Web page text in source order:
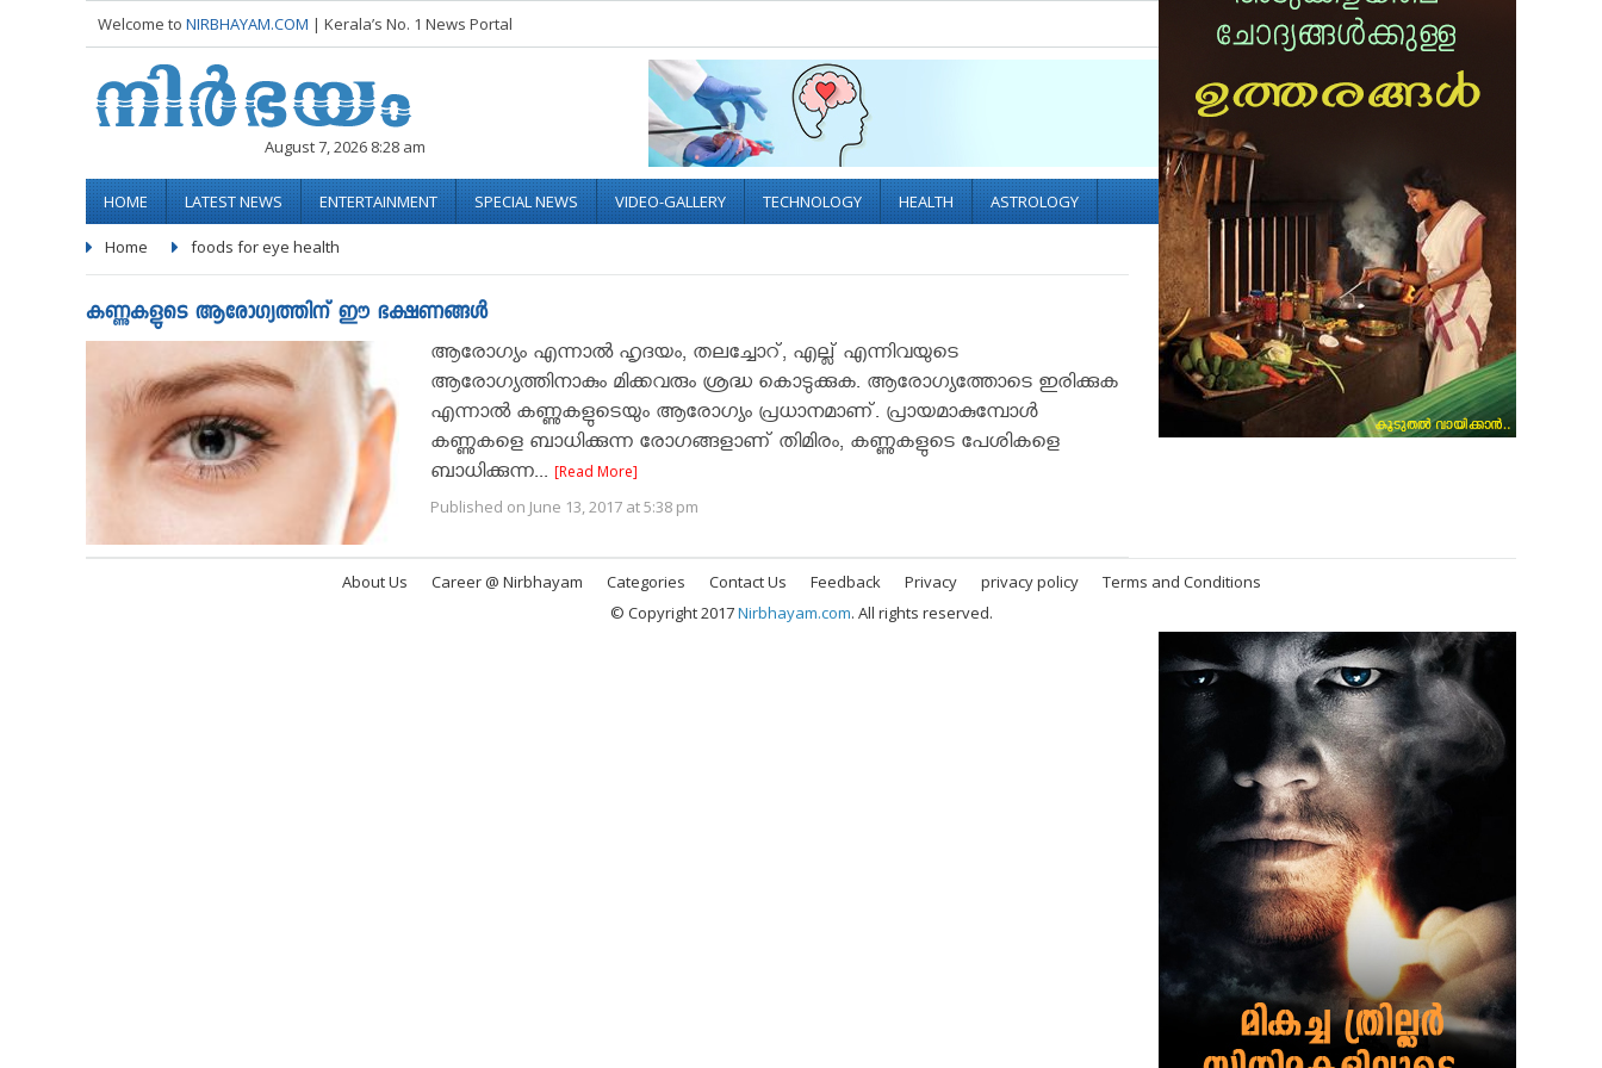
Welcome to NIRBHAYAM.COM | Kerala’s No. 1 News Portal Socialize with us
August 7, 2026 8:28 am
HOME LATEST NEWS ENTERTAINMENT SPECIAL NEWS VIDEO-GALLERY TECHNOLOGY HEALTH ASTROLOGY
Home foods for eye health
കണ്ണുകളുടെ ആരോഗ്യത്തിന് ഈ ഭക്ഷണങ്ങള്‍
ആരോഗ്യം എന്നാല്‍ ഹൃദയം, തലച്ചോറ്, എല്ല് എന്നിവയുടെ
ആരോഗ്യത്തിനാകും മിക്കവരും ശ്രദ്ധ കൊടുക്കുക. ആരോഗ്യത്തോടെ ഇരിക്കുക
എന്നാല്‍ കണ്ണുകളുടെയും ആരോഗ്യം പ്രധാനമാണ്. പ്രായമാകുമ്പോള്‍
കണ്ണുകളെ ബാധിക്കുന്ന രോഗങ്ങളാണ് തിമിരം, കണ്ണുകളുടെ പേശികളെ
ബാധിക്കുന്ന... [Read More]
Published on June 13, 2017 at 5:38 pm
About Us Career @ Nirbhayam Categories Contact Us Feedback Privacy privacy policy
Terms and Conditions
© Copyright 2017Nirbhayam.com. All rights reserved.